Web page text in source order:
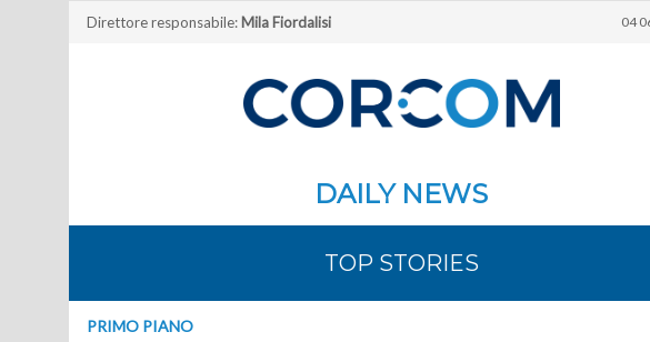
Direttore responsabile: Mila Fiordalisi 04
DAILY NEWS
TOP STORIES
PRIMO PIANO